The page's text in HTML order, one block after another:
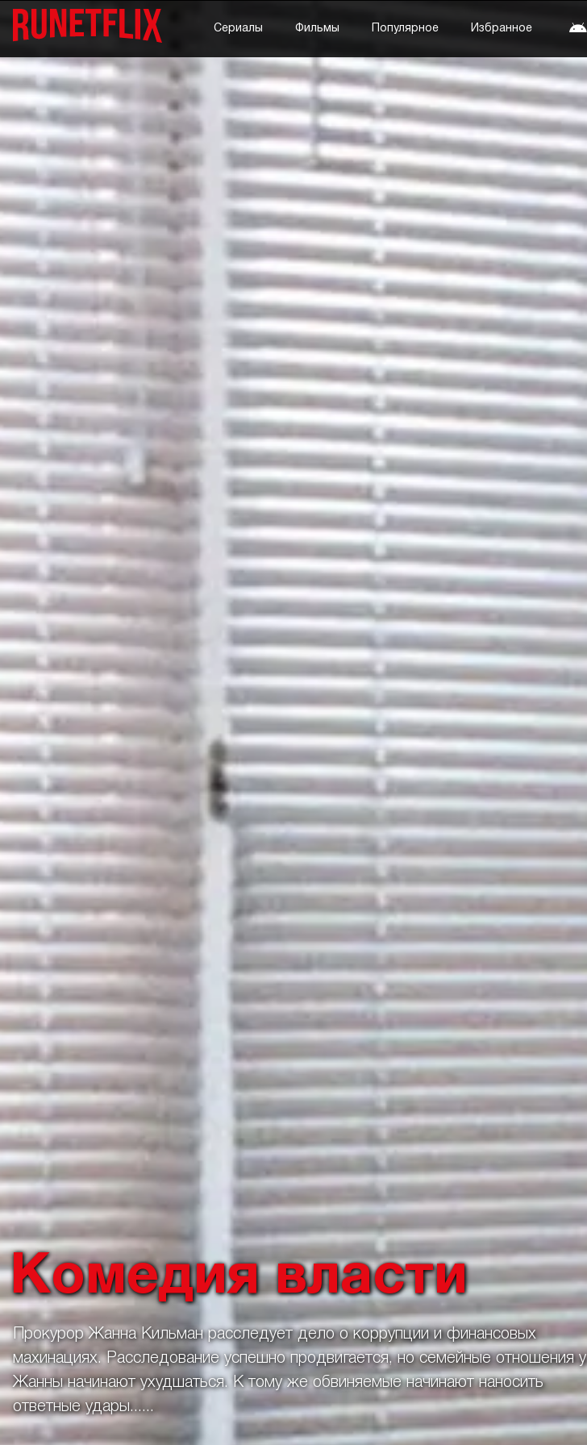
Сериалы Фильмы Популярное Избранное
Комедия власти
Прокурор Жанна Кильман расследует дело о коррупции и финансовых
махинациях. Расследование успешно продвигается, но семейные отношения у
Жанны начинают ухудшаться. К тому же обвиняемые начинают наносить
ответные удары......